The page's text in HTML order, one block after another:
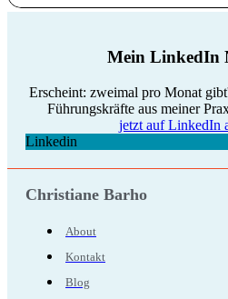
Mein LinkedIn
Erscheint: zweimal pro Monat
Führungskräfte aus meiner
jetzt auf LinkedIn
Linkedin
Christiane Barho
About
Kontakt
Blog